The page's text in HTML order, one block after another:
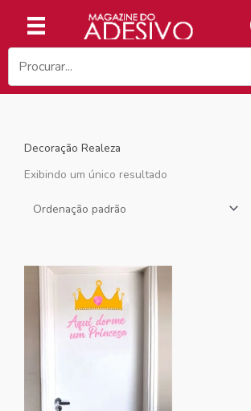
conteúdo
Decoração Realeza
Exibindo um único resultado